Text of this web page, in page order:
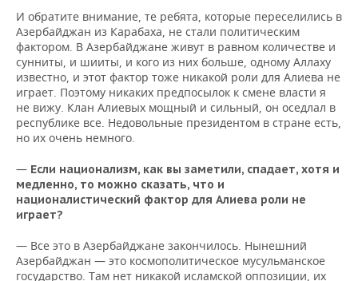
И обратите внимание, те ребята, которые переселились в
Азербайджан из Карабаха, не стали политическим
фактором. В Азербайджане живут в равном количестве и
сунниты, и шииты, и кого из них больше, одному Аллаху
известно, и этот фактор тоже никакой роли для Алиева не
играет. Поэтому никаких предпосылок к смене власти я
не вижу. Клан Алиевых мощный и сильный, он оседлал в
республике все. Недовольные президентом в стране есть,
но их очень немного.
— Если национализм, как вы заметили, спадает, хотя и
медленно, то можно сказать, что и
националистический фактор для Алиева роли не
играет?
— Все это в Азербайджане закончилось. Нынешний
Азербайджан — это космополитическое мусульманское
государство. Там нет никакой исламской оппозиции, их